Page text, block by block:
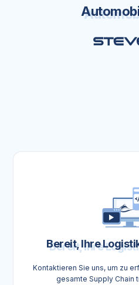
Bereit, Ihre
Kontaktieren Sie uns, um zu
gesamte Supply Chain